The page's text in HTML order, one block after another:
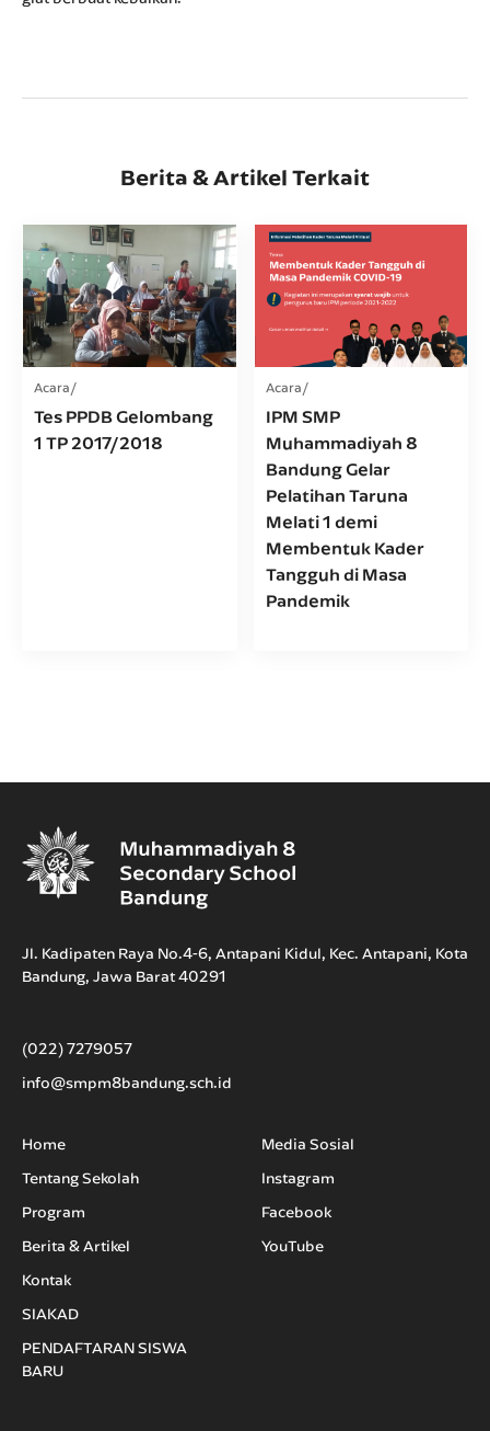
Berita & Artikel Terkait
Acara
Tes PPDB Gelombang
1 TP 2017/2018
Acara
IPM SMP
Muhammadiyah 8
Bandung Gelar
Pelatihan Taruna
Melati 1 demi
Membentuk Kader
Tangguh di Masa
Pandemik
Jl. Kadipaten Raya No.4-6, Antapani Kidul, Kec. Antapani, Kota
Bandung, Jawa Barat 40291
(022) 7279057
info@smpm8bandung.sch.id
Home
Tentang Sekolah
Program
Berita & Artikel
Kontak
SIAKAD
PENDAFTARAN SISWA
BARU
Media Sosial
Instagram
Facebook
YouTube